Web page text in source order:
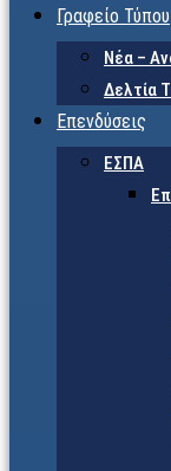
Γραφείο Τύπου
Νέα –
Δελτία
Επενδύσεις
ΕΣΠΑ